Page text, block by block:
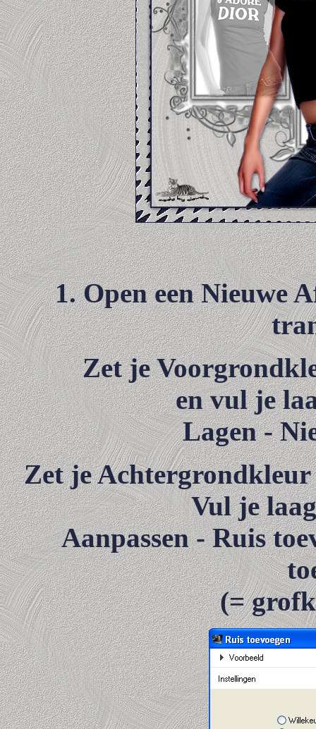
1. Open een Nieuwe
Zet je
en vul je
Lagen -
Zet je
Vul je
Aanpassen - Ruis
(=